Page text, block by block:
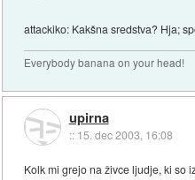
attackiko: Kakšna sredstva? Hja;
Everybody banana on your head!
upirna
:: 15. dec 2003, 16:08
Kolk mi grejo na živce ljudje, ki so